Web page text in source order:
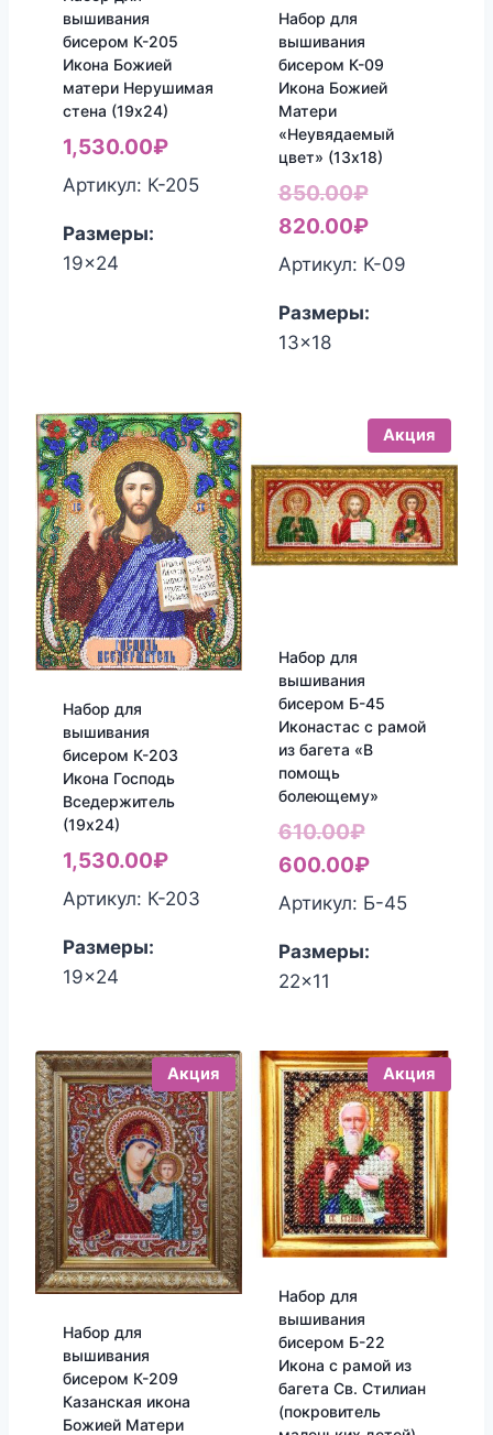
вышивания
бисером К-205
Икона Божией
матери Нерушимая
стена (19х24)
1,530.00₽
Артикул: К-205
Размеры:
19x24
Набор для
вышивания
бисером К-09
Икона Божией
Матери
«Неувядаемый
цвет» (13х18)
850.00₽
цена
составляла
820.00₽Текущая
цена:
Артикул: К-09
Размеры:
13x18
Набор для
вышивания
бисером К-203
Икона Господь
Вседержитель
(19х24)
1,530.00₽
Артикул: К-203
Размеры:
19x24
Акция
Набор для
вышивания
бисером Б-45
Иконастас с рамой
из багета «В
помощь
болеющему»
610.00₽
цена
составляла
600.00₽Текущая
цена:
Артикул: Б-45
Размеры:
22x11
Акция
Набор для
вышивания
бисером К-209
Казанская икона
Божией Матери
Акция
Набор для
вышивания
бисером Б-22
Икона с рамой из
багета Св. Стилиан
(покровитель